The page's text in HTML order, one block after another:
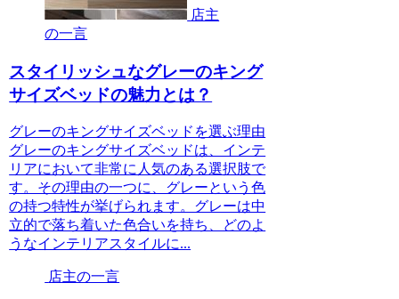
店主
の一言
スタイリッシュなグレーのキング
サイズベッドの魅力とは？
グレーのキングサイズベッドを選ぶ理由
グレーのキングサイズベッドは、インテ
リアにおいて非常に人気のある選択肢で
す。その理由の一つに、グレーという色
の持つ特性が挙げられます。グレーは中
立的で落ち着いた色合いを持ち、どのよ
うなインテリアスタイルに...
店主の一言